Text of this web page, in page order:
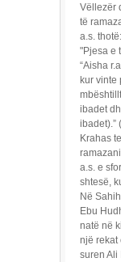
Vëllezër
të
a.s. thotë: آخِرُهُ عِتْقٌ مِنَ النيران, që do të thotë
"Pjesa e
“Aisha
kur vinte
ibadet
ibadet).”
Krahas
a.s. e
shtesë,
Në
Ebu
natë në
një rekat
suren Ali